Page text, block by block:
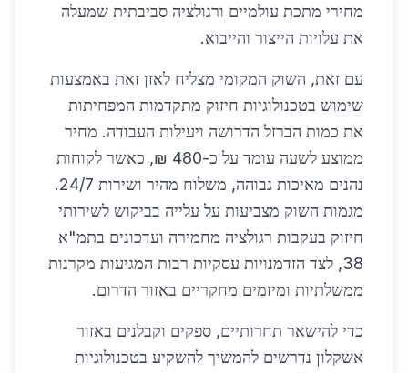
מחירי מתכת עולמיים ורגולציה סביבתית שמעלה
את עלויות הייצור והייבוא.
עם זאת, השוק המקומי מצליח לאזן זאת באמצעות
שימוש בטכנולוגיות חיזוק מתקדמות המפחיתות
את כמות הברזל הדרושה ויעילות העבודה. מחיר
ממוצע לשעה עומד על כ-480 ₪, כאשר לקוחות
נהנים מאיכות גבוהה, משלוח מהיר ושירות 24/7.
מגמות השוק מצביעות על עלייה בביקוש לשירותי
חיזוק בעקבות רגולציה מחמירה ועדכונים בתמ"א
38, לצד הזדמנויות עסקיות רבות המגיעות מקרנות
ממשלתיות ומיזמים מחקריים באזור הדרום.
כדי להישאר תחרותיים, ספקים וקבלנים באזור
אשקלון נדרשים להמשיך להשקיע בטכנולוגיות